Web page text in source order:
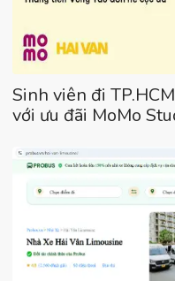
Sinh viên đi
với ưu đãi MoMo